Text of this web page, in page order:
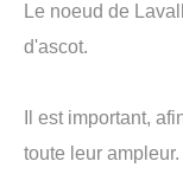
Le noeud de
d'ascot.
Il est important,
toute leur ampleur.